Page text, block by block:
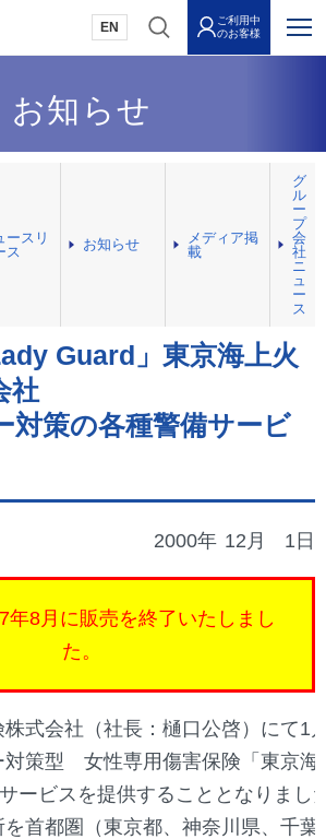
EN
ご利用中
のお客様
お知らせ
ースリ
ス
お知らせ
メディア掲
載
グ
ル
ー
プ
会
社
ニ
ュ
ー
ス
Guard」東京海上火
社
対策の各種警備サービ
2000年 12月 1日
年8月に販売を終了いたしまし
た。
式会社（社長：樋口公啓）にて1
対策型 女性専用傷害保険「東京海
ービスを提供することとなりまし
首都圏（東京都、神奈川県、千